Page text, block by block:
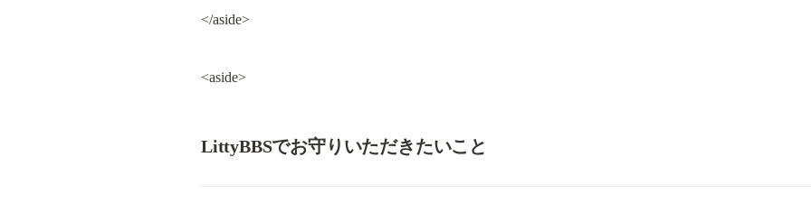
</aside>
<aside>
LittyBBSでお守りいただきたいこと